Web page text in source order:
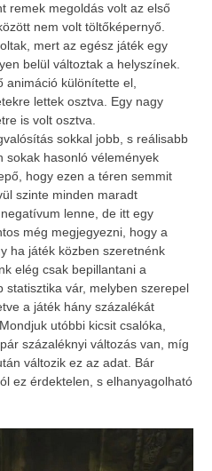
remek megoldás volt az első
nem volt töltőképernyő.
mert az egész játék egy
belül változtak a helyszínek.
animáció különítette el,
lettek osztva. Egy nagy
is volt osztva.
sokkal jobb, s reálisabb
sokak hasonló vélemények
hogy ezen a téren semmit
szinte minden maradt
lenne, de itt egy
még megjegyezni, hogy a
ha játék közben szeretnénk
elég csak bepillantani a
statisztika vár, melyben szerepel
a játék hány százalékát
utóbbi kicsit csalóka,
százaléknyi változás van, míg
változik ez az adat. Bár
ez érdektelen, s elhanyagolható